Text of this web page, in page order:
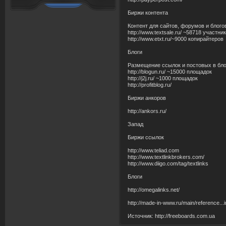
Биржи контента
Контент для сайтов, форумов и
http://www.textsale.ru/ ~58718
http://www.etxt.ru/~9000 копирайтеров
Блоги
Размещение ссылок и постовых в
http://blogun.ru/ ~15000 площадок
http://j2j.ru/ ~1000 площадок
http://profitblog.ru/
Биржи анкоров
http://ankors.ru/
Запад
Биржи ссылок
http://www.teliad.com
http://www.textlinkbrokers.com/
http://www.diigo.com/tag/textlinks
Блоги
http://omegalinks.net/
http://made-in-www.ru/main/
Источник: http://freeboards.com.ua